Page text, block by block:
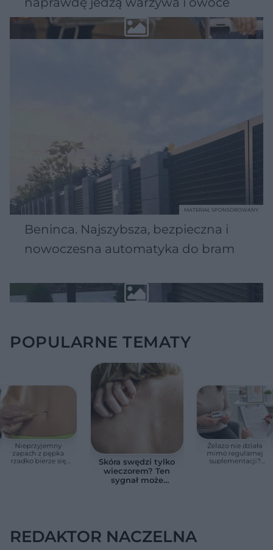
Beninca. Najszybsza, bezpieczna i
nowoczesna automatyka do bram
MATERIAŁ SPONSOROWANY
POPULARNE TEMATY
Nieprzyjemny
zapach z pępka
rzadko bierze się
Skóra swędzi tylko
wieczorem? Ten
sygnał może
Żelazo nie działa
mimo regularnej
suplementacji?
REDAKTOR NACZELNA